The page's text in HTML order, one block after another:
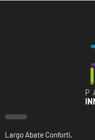
Largo Abate Conforti,